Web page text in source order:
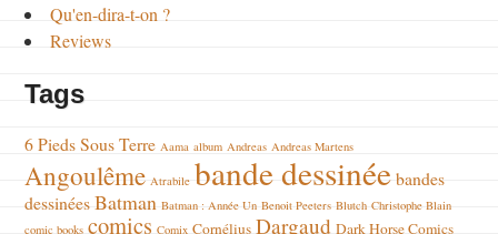
Qu'en-dira-t-on ?
Reviews
Tags
6 Pieds Sous Terre Aama album Andreas Andreas Martens
Angoulême Atrabile bande dessinéebandes
dessinéesBatman Batman : Année Un Benoit Peeters Blutch Christophe Blain
comic books comics Comix Cornélius Dargaud Dark Horse Comics